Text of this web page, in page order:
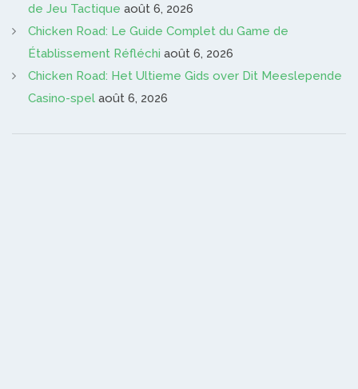
de Jeu Tactique août 6, 2026
Chicken Road: Le Guide Complet du Game de
Établissement Réfléchi août 6, 2026
Chicken Road: Het Ultieme Gids over Dit Meeslepende
Casino-spel août 6, 2026